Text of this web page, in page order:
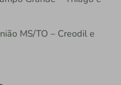
MS/TO – Creodil e